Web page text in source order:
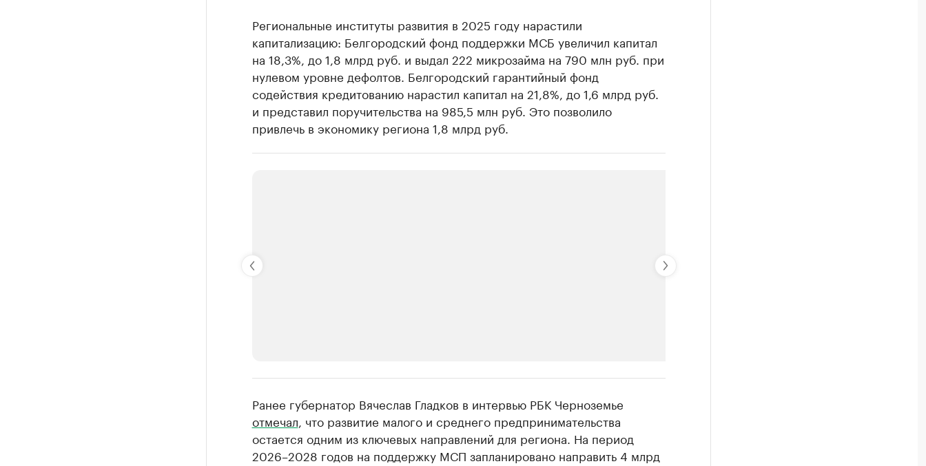
Региональные институты развития в 2025 году нарастили
капитализацию: Белгородский фонд поддержки МСБ увеличил капитал
на 18,3%, до 1,8 млрд руб. и выдал 222 микрозайма на 790 млн руб. при
нулевом уровне дефолтов. Белгородский гарантийный фонд
содействия кредитованию нарастил капитал на 21,8%, до 1,6 млрд руб.
и представил поручительства на 985,5 млн руб. Это позволило
привлечь в экономику региона 1,8 млрд руб.
Делитесь новостями бизнеса на РБК
Управляйте страницей компании и развивайте личные бренды спикеров бизнеса
Ранее губернатор Вячеслав Гладков в интервью РБК Черноземье
отмечал , что развитие малого и среднего предпринимательства
остается одним из ключевых направлений для региона. На период
2026–2028 годов на поддержку МСП запланировано направить 4 млрд